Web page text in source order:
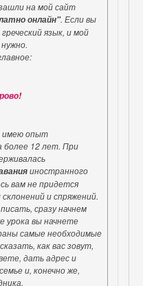
на мой сайт
онлайн". Если вы
язык, и мой
имею опыт
более 12 лет. При
иностранного
вам не придется
и спряжений.
сразу начнем
урока вы начнете
самые необходимые
как вас зовут,
дать адрес и
и, конечно же,